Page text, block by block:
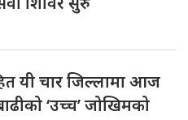
यी चार जिल्लामा आज
‘उच्च’ जोखिमको